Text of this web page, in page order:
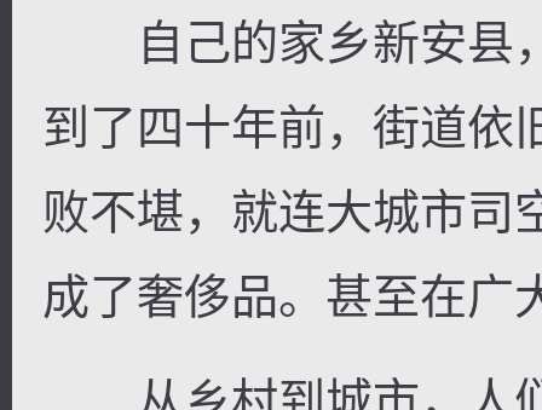
自己的家乡新安县
到了四十年前，街道依
败不堪，就连大城市司
成了奢侈品。甚至在广